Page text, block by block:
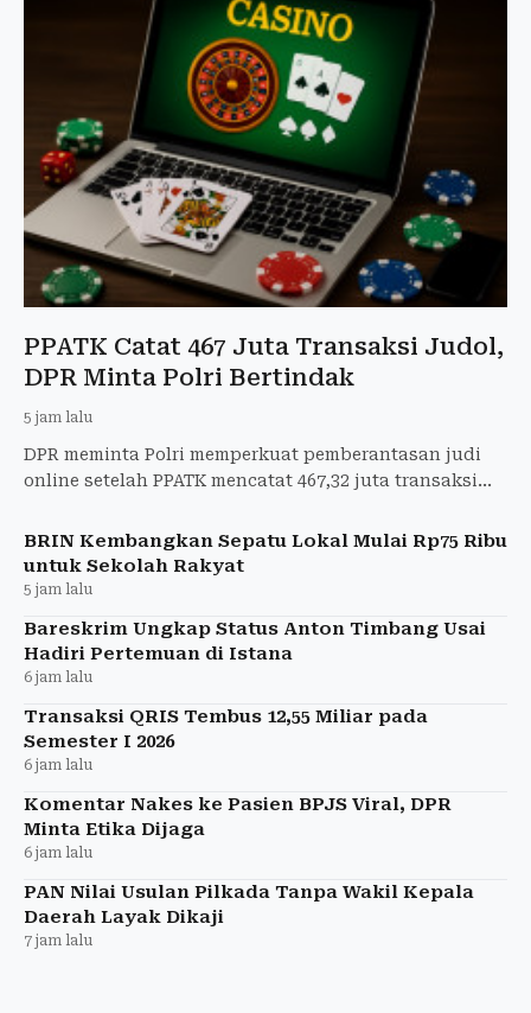
PPATK Catat 467 Juta Transaksi Judol,
DPR Minta Polri Bertindak
5 jam lalu
DPR meminta Polri memperkuat pemberantasan judi
online setelah PPATK mencatat 467,32 juta transaksi
BRIN Kembangkan Sepatu Lokal Mulai Rp75 Ribu
untuk Sekolah Rakyat
5 jam lalu
Bareskrim Ungkap Status Anton Timbang Usai
Hadiri Pertemuan di Istana
6 jam lalu
Transaksi QRIS Tembus 12,55 Miliar pada
Semester I 2026
6 jam lalu
Komentar Nakes ke Pasien BPJS Viral, DPR
Minta Etika Dijaga
6 jam lalu
PAN Nilai Usulan Pilkada Tanpa Wakil Kepala
Daerah Layak Dikaji
7 jam lalu